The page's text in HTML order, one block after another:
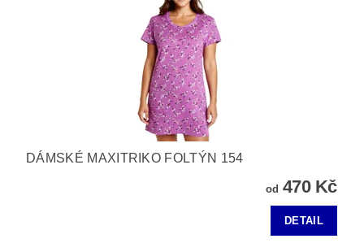
DÁMSKÉ MAXITRIKO FOLTÝN 154
od 470 Kč
DETAIL